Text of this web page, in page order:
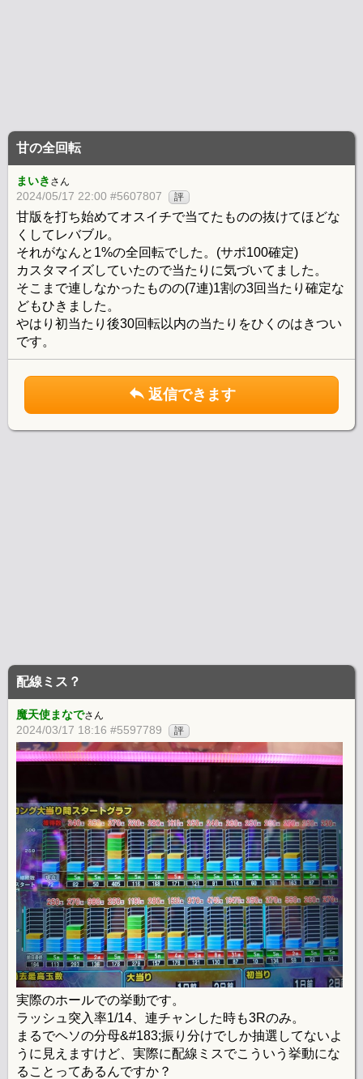
甘の全回転
まいき さん
2024/05/17 22:00 #5607807 評
甘版を打ち始めてオスイチで当てたものの抜けてほどな
くしてレバブル。
それがなんと1%の全回転でした。(サポ100確定)
カスタマイズしていたので当たりに気づいてました。
そこまで連しなかったものの(7連)1割の3回当たり確定な
どもひきました。
やはり初当たり後30回転以内の当たりをひくのはきつい
です。
返信できます
配線ミス？
魔天使まなでさん
2024/03/17 18:16 #5597789 評
実際のホールでの挙動です。
ラッシュ突入率1/14、連チャンした時も3Rのみ。
まるでヘソの分母&#183;振り分けでしか抽選してないよ
うに見えますけど、実際に配線ミスでこういう挙動にな
ることってあるんですか？